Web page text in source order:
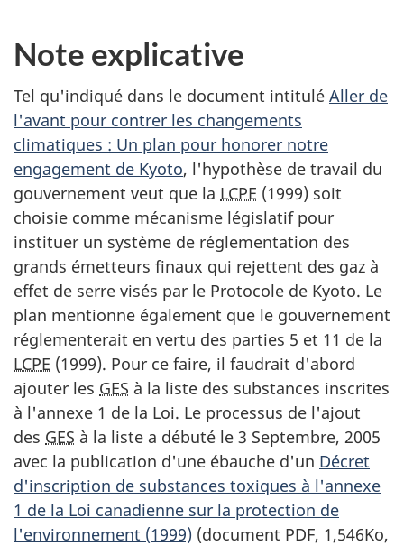
Note explicative
Tel qu'indiqué dans le document intitulé Aller de
l'avant pour contrer les changements
climatiques : Un plan pour honorer notre
engagement de Kyoto, l'hypothèse de travail du
gouvernement veut que la LCPE (1999) soit
choisie comme mécanisme législatif pour
instituer un système de réglementation des
grands émetteurs finaux qui rejettent des gaz à
effet de serre visés par le Protocole de Kyoto. Le
plan mentionne également que le gouvernement
réglementerait en vertu des parties 5 et 11 de la
LCPE (1999). Pour ce faire, il faudrait d'abord
ajouter les GES à la liste des substances inscrites
à l'annexe 1 de la Loi. Le processus de l'ajout
des GES à la liste a débuté le 3 Septembre, 2005
avec la publication d'une ébauche d'un Décret
d'inscription de substances toxiques à l'annexe
1 de la Loi canadienne sur la protection de
l'environnement (1999) (document PDF, 1,546Ko,